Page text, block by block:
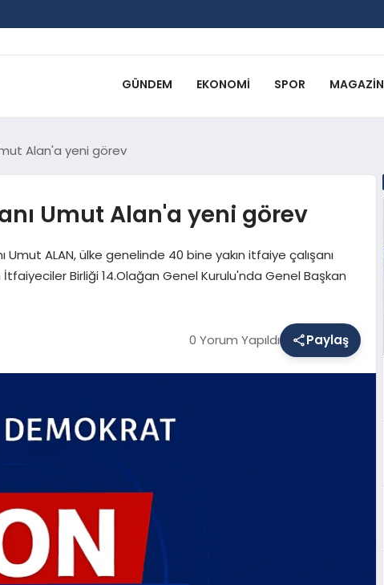
GÜNDEM EKONOMI SPOR MAGAZIN
Alan'a yeni görev
Umut Alan'a yeni görev
ALAN, ülke genelinde 40 bine yakın itfaiye çalışanı
Birliği 14.Olağan Genel Kurulu'nda Genel Başkan
0 Yorum Yapıldı Paylaş